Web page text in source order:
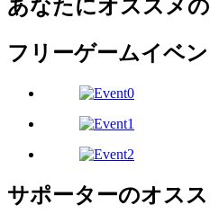
あなたにオススメ
フリーゲームイベン
サポーターのオス